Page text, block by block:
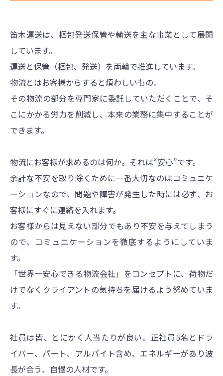
笛木運送は、梱包発送保管や輸送を主な事業として展開
しています。
運送と保管（梱包、発送）を両輪で推進しています。
物流とはお客様からすると煩わしいもの。
その物流の部分を専門家に委託していただくことで、そ
こにかかる労力を削減し、本来の業務に集中することが
できます。
物流にお客様が求めるのは何か。それは“安心”です。
余計な不安を取り除くために一番大切なのはコミュニケ
ーションなので、問題や障害が発生した時には必ず、お
客様にすぐに連絡を入れます。
お客様からは見えない部分でもあり不安を与えてしまう
ので、コミュニケーションを徹底するようにしていま
す。
「世界一安心できる物流会社」をコンセプトに、荷物だ
けでなくクライアントの気持ちを届けるよう努めていま
す。
社員は皆、とにかく人当たりが良い。正社員5名とドラ
イバー、パート、アルバイト含め、エネルギーがあり波
長が合う、自慢の人材です。